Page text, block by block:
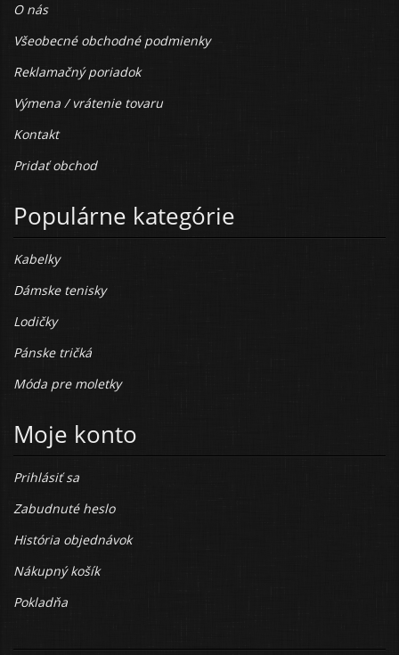
O nás
Všeobecné obchodné podmienky
Reklamačný poriadok
Výmena / vrátenie tovaru
Kontakt
Pridať obchod
Populárne kategórie
Kabelky
Dámske tenisky
Lodičky
Pánske tričká
Móda pre moletky
Moje konto
Prihlásiť sa
Zabudnuté heslo
História objednávok
Nákupný košík
Pokladňa